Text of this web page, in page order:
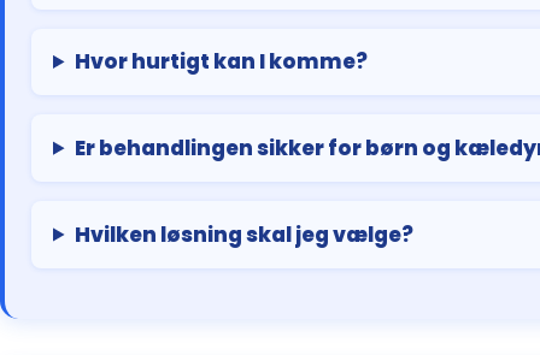
Hvor hurtigt kan I komme?
Er behandlingen sikker for børn og
Hvilken løsning skal jeg vælge?